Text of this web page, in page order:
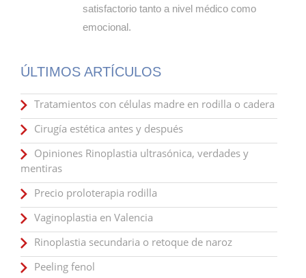
satisfactorio tanto a nivel médico como
emocional.
ÚLTIMOS ARTÍCULOS
Tratamientos con células madre en rodilla o cadera
Cirugía estética antes y después
Opiniones Rinoplastia ultrasónica, verdades y
mentiras
Precio proloterapia rodilla
Vaginoplastia en Valencia
Rinoplastia secundaria o retoque de naroz
Peeling fenol